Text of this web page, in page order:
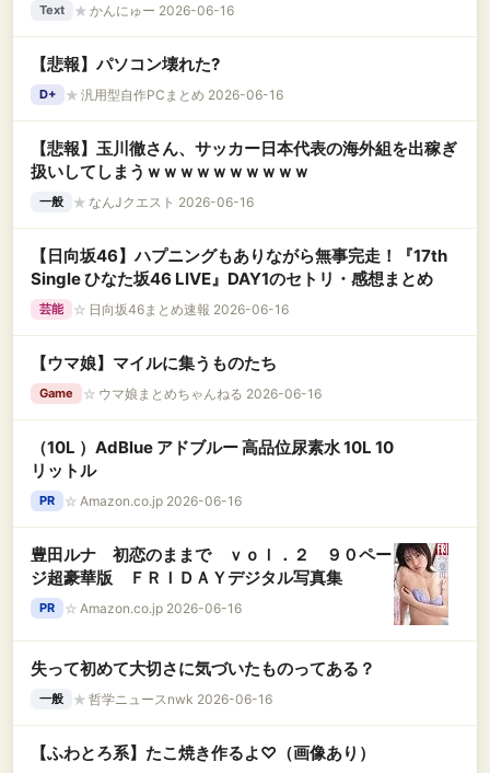
Text ★ かんにゅー 2026-06-16
【悲報】パソコン壊れた?
D+ ★ 汎用型自作PCまとめ 2026-06-16
【悲報】玉川徹さん、サッカー日本代表の海外組を出稼ぎ
扱いしてしまうｗｗｗｗｗｗｗｗｗｗ
一般 ★ なんJクエスト 2026-06-16
【日向坂46】ハプニングもありながら無事完走！『17th
Single ひなた坂46 LIVE』DAY1のセトリ・感想まとめ
芸能 ☆ 日向坂46まとめ速報 2026-06-16
【ウマ娘】マイルに集うものたち
Game ☆ ウマ娘まとめちゃんねる 2026-06-16
（10L ）AdBlue アドブルー 高品位尿素水 10L 10
リットル
PR ☆ Amazon.co.jp 2026-06-16
豊田ルナ 初恋のままで ｖｏｌ．２ ９０ペー
ジ超豪華版 ＦＲＩＤＡＹデジタル写真集
PR ☆ Amazon.co.jp 2026-06-16
失って初めて大切さに気づいたものってある？
一般 ★ 哲学ニュースnwk 2026-06-16
【ふわとろ系】たこ焼き作るよ♡（画像あり）